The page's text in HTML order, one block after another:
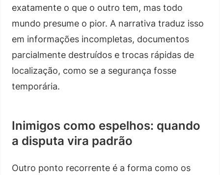
exatamente o que o outro tem, mas todo
mundo presume o pior. A narrativa traduz isso
em informações incompletas, documentos
parcialmente destruídos e trocas rápidas de
localização, como se a segurança fosse
temporária.
Inimigos como espelhos: quando
a disputa vira padrão
Outro ponto recorrente é a forma como os